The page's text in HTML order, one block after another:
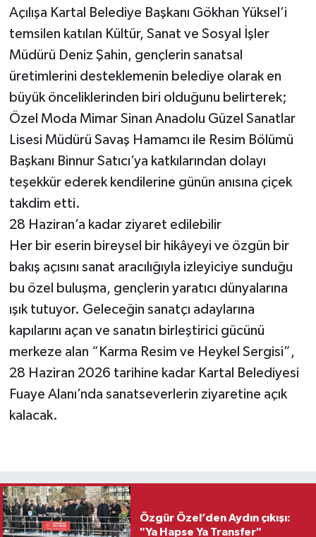
Açılışa Kartal Belediye Başkanı Gökhan Yüksel’i
temsilen katılan Kültür, Sanat ve Sosyal İşler
Müdürü Deniz Şahin, gençlerin sanatsal
üretimlerini desteklemenin belediye olarak en
büyük önceliklerinden biri olduğunu belirterek;
Özel Moda Mimar Sinan Anadolu Güzel Sanatlar
Lisesi Müdürü Savaş Hamamcı ile Resim Bölümü
Başkanı Binnur Satıcı’ya katkılarından dolayı
teşekkür ederek kendilerine günün anısına çiçek
takdim etti.
28 Haziran’a kadar ziyaret edilebilir
Her bir eserin bireysel bir hikâyeyi ve özgün bir
bakış açısını sanat aracılığıyla izleyiciye sunduğu
bu özel buluşma, gençlerin yaratıcı dünyalarına
ışık tutuyor. Geleceğin sanatçı adaylarına
kapılarını açan ve sanatın birleştirici gücünü
merkeze alan “Karma Resim ve Heykel Sergisi”,
28 Haziran 2026 tarihine kadar Kartal Belediyesi
Fuaye Alanı’nda sanatseverlerin ziyaretine açık
kalacak.
Özgür Özel’den Aydın çıkışı:
"Ya Hapse Ya Transfer"